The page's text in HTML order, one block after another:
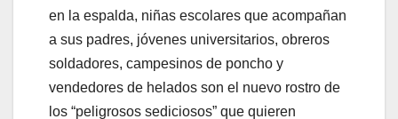
en la espalda, niñas escolares que acompañan
a sus padres, jóvenes universitarios, obreros
soldadores, campesinos de poncho y
vendedores de helados son el nuevo rostro de
los “peligrosos sediciosos” que quieren